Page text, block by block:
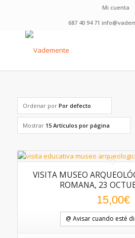
Mi cuenta
687 40 94 71
Ordenar por Por defecto
Mostrar 15 Artículos por página
5.00
VISITA MUSEO
ROMANA, 23
15,00€
@ Avisar cuando esté